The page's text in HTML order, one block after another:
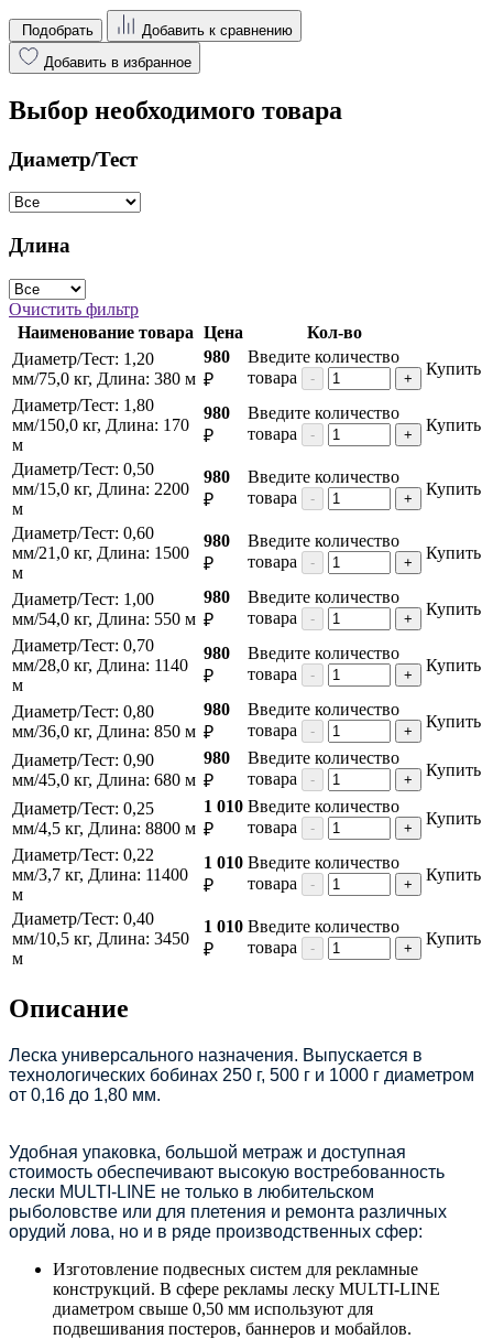
Подобрать
Добавить к сравнению
Добавить в избранное
Выбор необходимого товара
Диаметр/Тест
Длина
Очистить фильтр
Наименование товара Цена
Кол-во
Диаметр/Тест: 1,20
мм/75,0 кг, Длина: 380 м
980
₽
Введите количество
товара
- +
Купить
Диаметр/Тест: 1,80
мм/150,0 кг, Длина: 170
м
980
₽
Введите количество
товара
- +
Купить
Диаметр/Тест: 0,50
мм/15,0 кг, Длина: 2200
м
980
₽
Введите количество
товара
- +
Купить
Диаметр/Тест: 0,60
мм/21,0 кг, Длина: 1500
м
980
₽
Введите количество
товара
- +
Купить
Диаметр/Тест: 1,00
мм/54,0 кг, Длина: 550 м
980
₽
Введите количество
товара
- +
Купить
Диаметр/Тест: 0,70
мм/28,0 кг, Длина: 1140
м
980
₽
Введите количество
товара
- +
Купить
Диаметр/Тест: 0,80
мм/36,0 кг, Длина: 850 м
980
₽
Введите количество
товара
- +
Купить
Диаметр/Тест: 0,90
мм/45,0 кг, Длина: 680 м
980
₽
Введите количество
товара
- +
Купить
Диаметр/Тест: 0,25
мм/4,5 кг, Длина: 8800 м
1 010
₽
Введите количество
товара
- +
Купить
Диаметр/Тест: 0,22
мм/3,7 кг, Длина: 11400
м
1 010
₽
Введите количество
товара
- +
Купить
Диаметр/Тест: 0,40
мм/10,5 кг, Длина: 3450
м
1 010
₽
Введите количество
товара
- +
Купить
Описание
Леска универсального назначения. Выпускается в
технологических бобинах 250 г, 500 г и 1000 г диаметром
от 0,16 до 1,80 мм.
Удобная упаковка, большой метраж и доступная
стоимость обеспечивают высокую востребованность
лески MULTI-LINE не только в любительском
рыболовстве или для плетения и ремонта различных
орудий лова, но и в ряде производственных сфер:
Изготовление подвесных систем для рекламные
конструкций. В сфере рекламы леску MULTI-LINE
диаметром свыше 0,50 мм используют для
подвешивания постеров, баннеров и мобайлов.